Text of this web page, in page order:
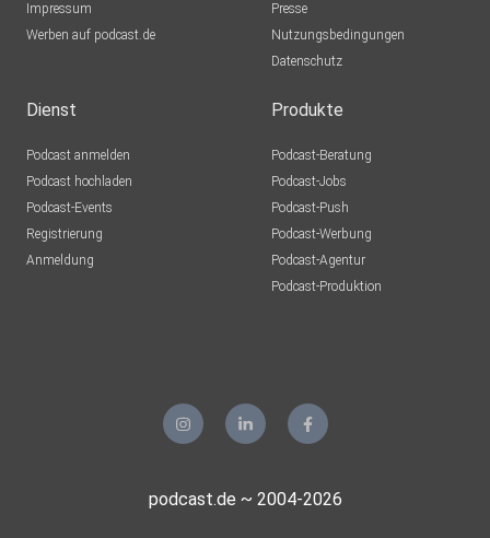
Impressum
Werben auf podcast.de
Presse
Nutzungsbedingungen
Datenschutz
Dienst
Podcast anmelden
Podcast hochladen
Podcast-Events
Registrierung
Anmeldung
Produkte
Podcast-Beratung
Podcast-Jobs
Podcast-Push
Podcast-Werbung
Podcast-Agentur
Podcast-Produktion
podcast.de ~ 2004-2026